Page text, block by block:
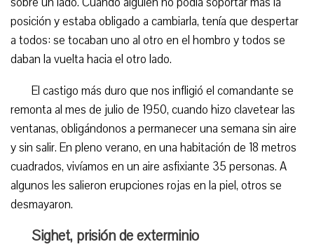
posición y estaba obligado a cambiarla, tenía que despertar
a todos: se tocaban uno al otro en el hombro y todos se
daban la vuelta hacia el otro lado.
El castigo más duro que nos infligió el comandante se
remonta al mes de julio de 1950, cuando hizo clavetear las
ventanas, obligándonos a permanecer una semana sin aire
y sin salir. En pleno verano, en una habitación de 18 metros
cuadrados, vivíamos en un aire asfixiante 35 personas. A
algunos les salieron erupciones rojas en la piel, otros se
desmayaron.
Sighet, prisión de exterminio